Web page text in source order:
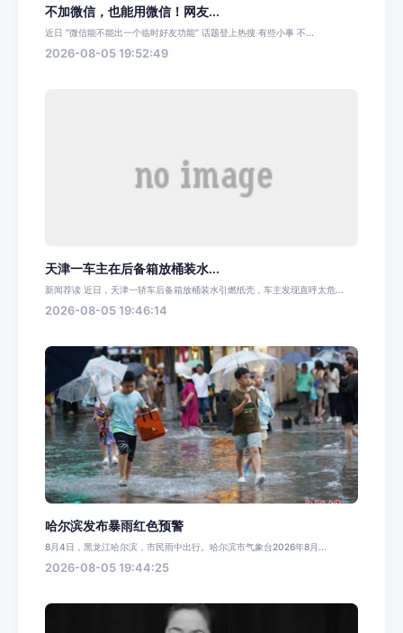
不加微信，也能用微信！网友...
近日 “微信能不能出一个临时好友功能” 话题登上热搜 有些小事 不...
2026-08-05 19:52:49
天津一车主在后备箱放桶装水...
新闻荐读 近日，天津一轿车后备箱放桶装水引燃纸壳，车主发现直呼太危...
2026-08-05 19:46:14
哈尔滨发布暴雨红色预警
8月4日，黑龙江哈尔滨，市民雨中出行。哈尔滨市气象台2026年8月...
2026-08-05 19:44:25